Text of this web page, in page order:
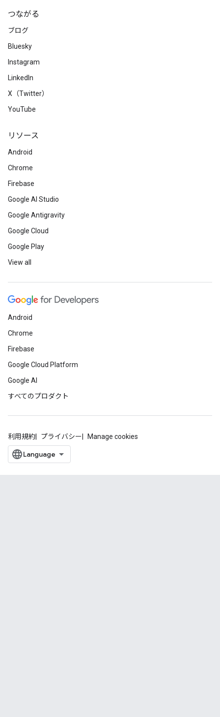
つながる
ブログ
Bluesky
Instagram
LinkedIn
X（Twitter）
YouTube
リソース
Android
Chrome
Firebase
Google AI Studio
Google Antigravity
Google Cloud
Google Play
View all
Android
Chrome
Firebase
Google Cloud Platform
Google AI
すべてのプロダクト
利用規約 プライバシー Manage cookies